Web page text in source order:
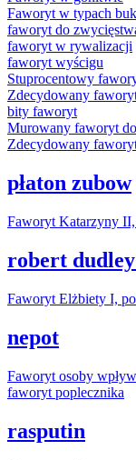
Faworyt w typach
faworyt do
faworyt w rywalizacji
faworyt wyścigu
Stuprocentowy
Zdecydowany
bity faworyt
Murowany faworyt
Zdecydowany
płaton zubow
Faworyt Katarzyny
robert
Faworyt Elżbiety I,
nepot
Faworyt osoby
faworyt poplecznika
rasputin